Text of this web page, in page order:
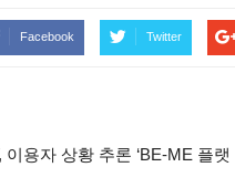
Facebook Twitter
이용자 상황 추론 ‘BE-ME 플랫